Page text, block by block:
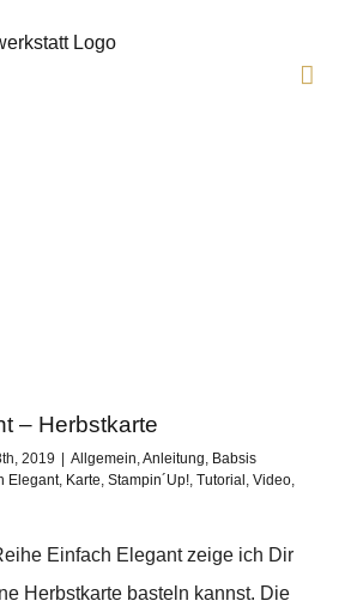
– Herbstkarte
2019 Allgemein,Anleitung, Babsis
Elegant, Karte, Stampin´Up!, Tutorial , Video,
Einfach Elegant zeige ich Dir
Herbstkarte basteln kannst. Die